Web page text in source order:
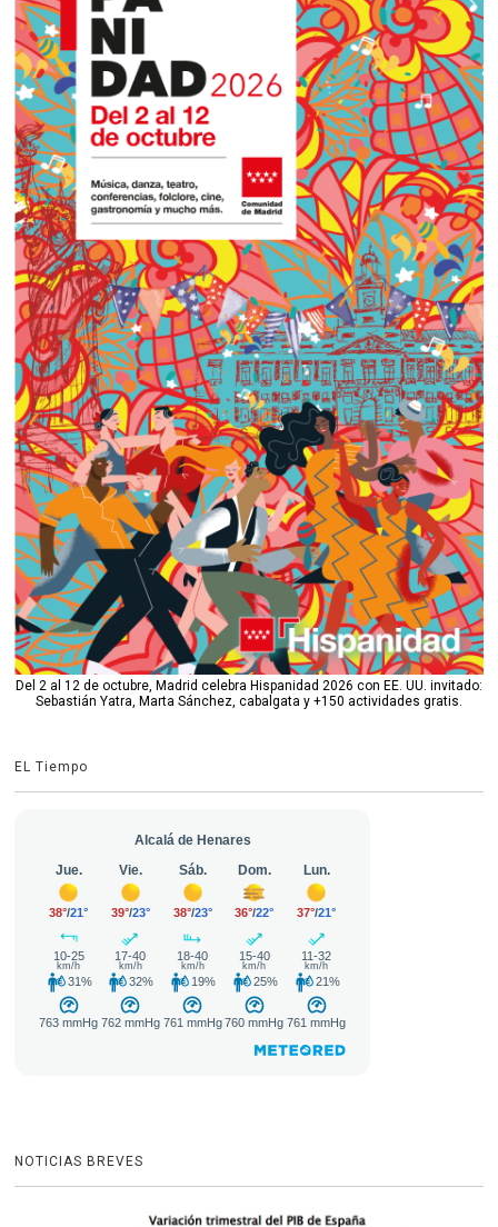
Del 2 al 12 de octubre, Madrid celebra Hispanidad 2026 con EE. UU. invitado:
Sebastián Yatra, Marta Sánchez, cabalgata y +150 actividades gratis.
EL Tiempo
NOTICIAS BREVES